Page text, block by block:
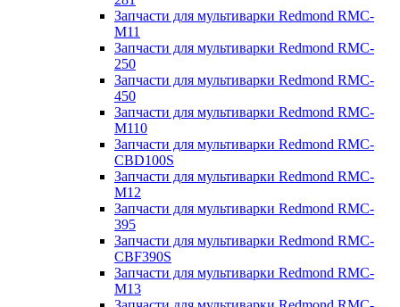
Запчасти для мультиварки Redmond RMC-
M11
Запчасти для мультиварки Redmond RMC-
250
Запчасти для мультиварки Redmond RMC-
450
Запчасти для мультиварки Redmond RMC-
M110
Запчасти для мультиварки Redmond RMC-
CBD100S
Запчасти для мультиварки Redmond RMC-
M12
Запчасти для мультиварки Redmond RMC-
395
Запчасти для мультиварки Redmond RMC-
CBF390S
Запчасти для мультиварки Redmond RMC-
M13